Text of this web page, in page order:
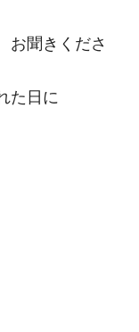
ト
聞きくださ
た日に